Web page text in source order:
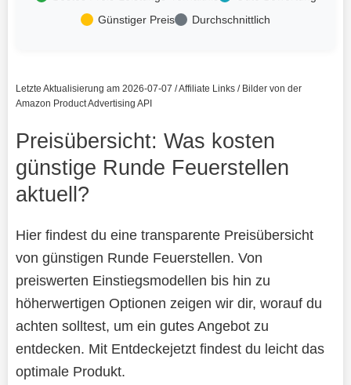
Günstiger Preis
Durchschnittlich
Letzte Aktualisierung am 2026-07-07 / Affiliate Links / Bilder von der
Amazon Product Advertising API
Preisübersicht: Was kosten
günstige Runde Feuerstellen
aktuell?
Hier findest du eine transparente Preisübersicht
von günstigen Runde Feuerstellen. Von
preiswerten Einstiegsmodellen bis hin zu
höherwertigen Optionen zeigen wir dir, worauf du
achten solltest, um ein gutes Angebot zu
entdecken. Mit Entdeckejetzt findest du leicht das
optimale Produkt.